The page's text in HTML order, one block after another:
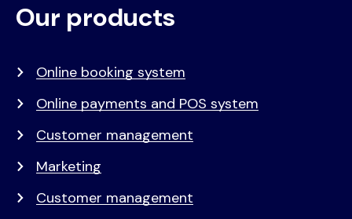
Voet
Primair
Our products
Online booking system
Online payments and POS system
Customer management
Marketing
Customer management